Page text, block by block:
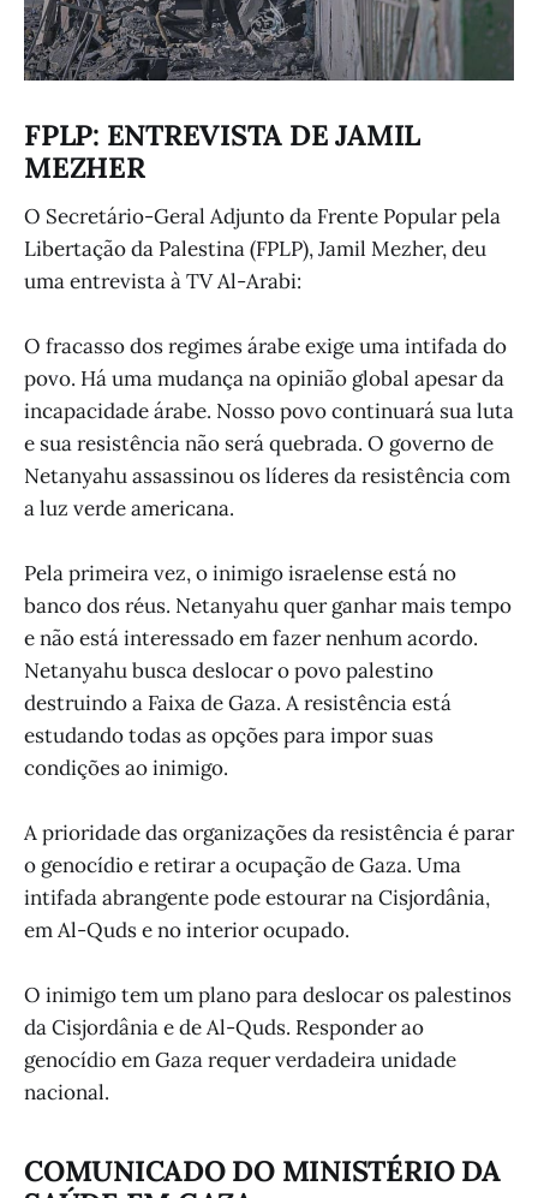
FPLP: ENTREVISTA DE JAMIL
MEZHER
O Secretário-Geral Adjunto da Frente Popular pela
Libertação da Palestina (FPLP), Jamil Mezher, deu
uma entrevista à TV Al-Arabi:
O fracasso dos regimes árabe exige uma intifada do
povo. Há uma mudança na opinião global apesar da
incapacidade árabe. Nosso povo continuará sua luta
e sua resistência não será quebrada. O governo de
Netanyahu assassinou os líderes da resistência com
a luz verde americana.
Pela primeira vez, o inimigo israelense está no
banco dos réus. Netanyahu quer ganhar mais tempo
e não está interessado em fazer nenhum acordo.
Netanyahu busca deslocar o povo palestino
destruindo a Faixa de Gaza. A resistência está
estudando todas as opções para impor suas
condições ao inimigo.
A prioridade das organizações da resistência é parar
o genocídio e retirar a ocupação de Gaza. Uma
intifada abrangente pode estourar na Cisjordânia,
em Al-Quds e no interior ocupado.
O inimigo tem um plano para deslocar os palestinos
da Cisjordânia e de Al-Quds. Responder ao
genocídio em Gaza requer verdadeira unidade
nacional.
COMUNICADO DO MINISTÉRIO DA